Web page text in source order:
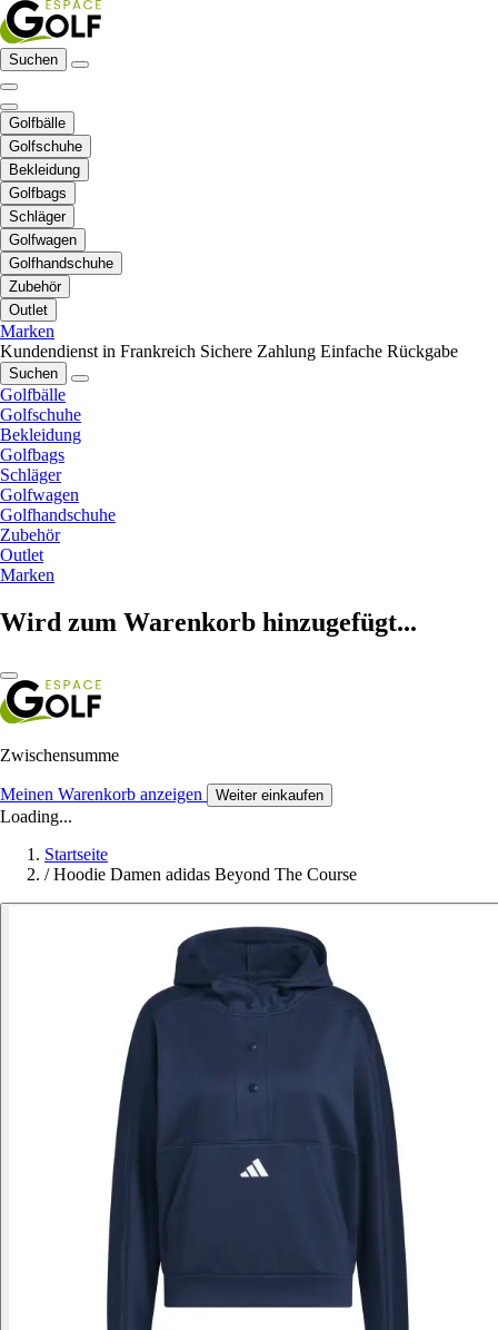
Suchen
Golfbälle
Golfschuhe
Bekleidung
Golfbags
Schläger
Golfwagen
Golfhandschuhe
Zubehör
Outlet
Marken
Kundendienst in Frankreich Sichere Zahlung Einfache Rückgabe
Suchen
Golfbälle
Golfschuhe
Bekleidung
Golfbags
Schläger
Golfwagen
Golfhandschuhe
Zubehör
Outlet
Marken
Wird zum Warenkorb hinzugefügt...
Zwischensumme
Meinen Warenkorb anzeigen Weiter einkaufen
Loading...
Startseite
/ Hoodie Damen adidas Beyond The Course